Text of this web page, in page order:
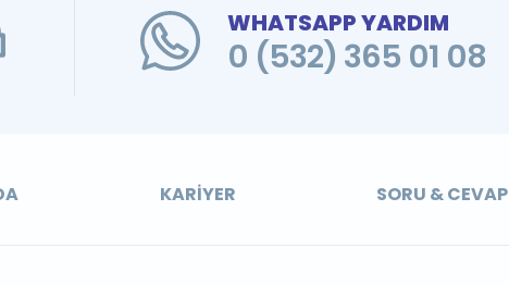
WHATSAPP YARDIM
0 (532) 365 01 08
KARIYER SORU & CEVAP